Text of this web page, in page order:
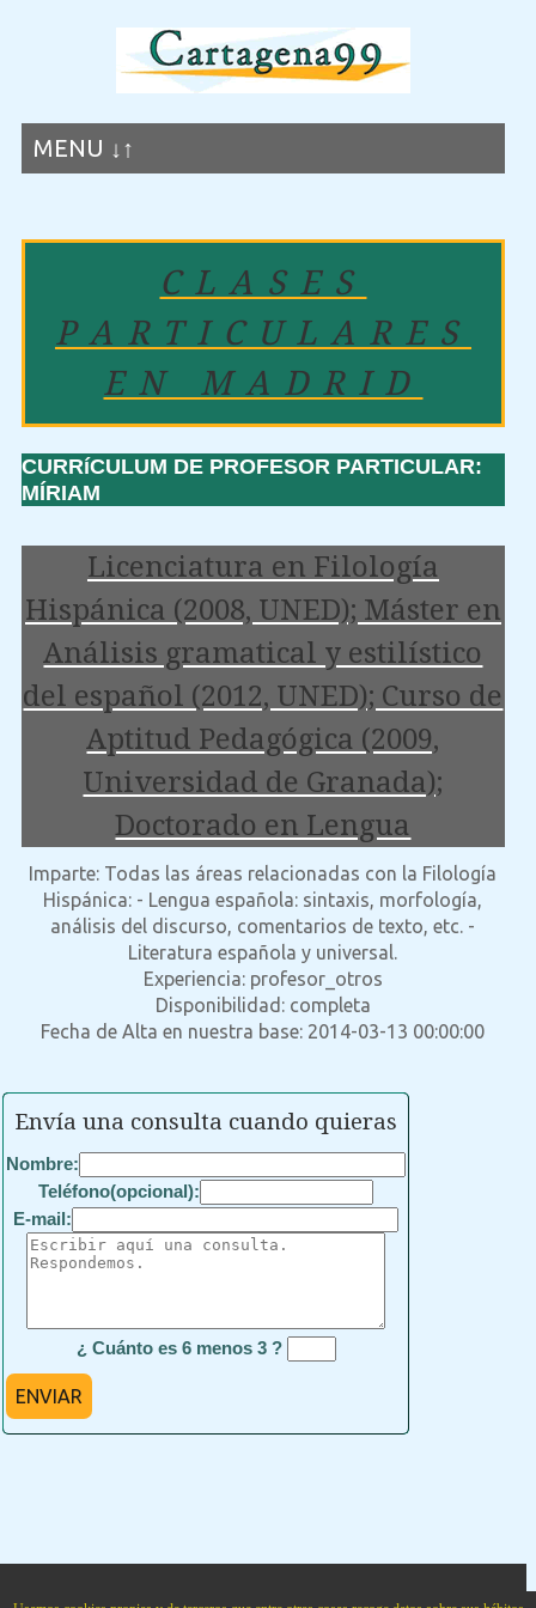
MENU ↓↑
CLASES
PARTICULARES
EN MADRID
CURRíCULUM DE PROFESOR PARTICULAR:
MÍRIAM
Licenciatura en Filología
Hispánica (2008, UNED); Máster en
Análisis gramatical y estilístico
del español (2012, UNED); Curso de
Aptitud Pedagógica (2009,
Universidad de Granada);
Doctorado en Lengua
Imparte: Todas las áreas relacionadas con la Filología
Hispánica: - Lengua española: sintaxis, morfología,
análisis del discurso, comentarios de texto, etc. -
Literatura española y universal.
Experiencia: profesor_otros
Disponibilidad: completa
Fecha de Alta en nuestra base: 2014-03-13 00:00:00
Envía una consulta cuando quieras
Nombre:
Teléfono(opcional):
E-mail:
¿ Cuánto es 6 menos 3 ?
ENVIAR